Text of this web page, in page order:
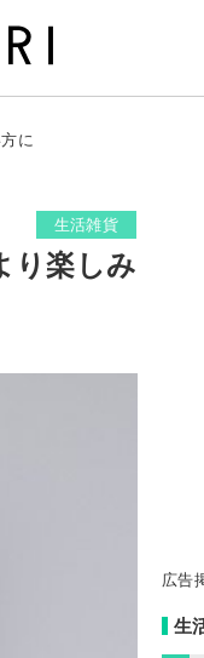
に
生活雑貨
り楽しみ
広告
生